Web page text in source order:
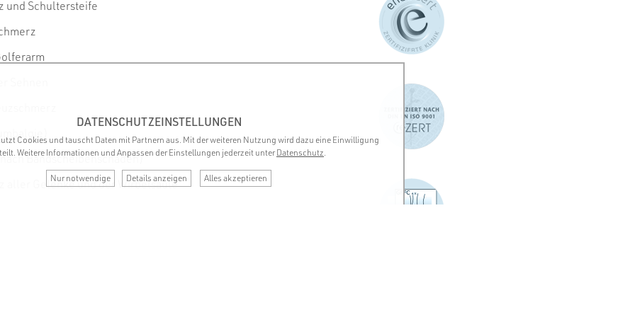
und Schultersteife
nach Bandscheibenschaden)
aller Gelenke und der Wirbelsäule
DATENSCHUTZEINSTELLUNGEN
Cookies und tauscht Daten mit Partnern aus. Mit der weiteren Nutzung wird dazu eine Einwilligung
Weitere Informationen und Anpassen der Einstellungen jederzeit unterDatenschutz.
Nur notwendige Details anzeigen Alles akzeptieren